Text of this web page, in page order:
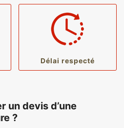
Délai respecté
un devis d’une
?